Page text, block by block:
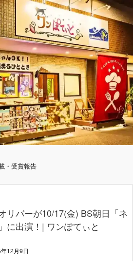
・受賞報告
リバーが10/17(金) BS朝日「ネ
に出演！| ワンぽてぃと
12月9日